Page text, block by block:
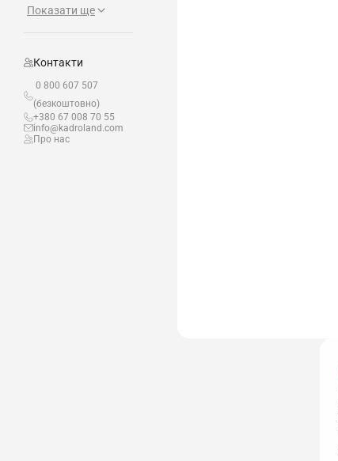
Показати ще
Контакти
0 800 607 507
(безкоштовно)
+380 67 008 70 55
info@kadroland.com
Про нас